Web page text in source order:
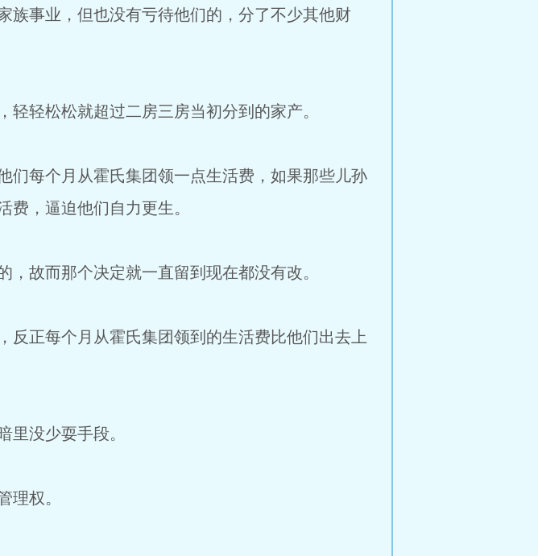
族事业，但也没有亏待他们的，分了不少其他财
轻松松就超过二房三房当初分到的家产。
们每个月从霍氏集团领一点生活费，如果那些儿孙
费，逼迫他们自力更生。
故而那个决定就一直留到现在都没有改。
反正每个月从霍氏集团领到的生活费比他们出去上
里没少耍手段。
理权。